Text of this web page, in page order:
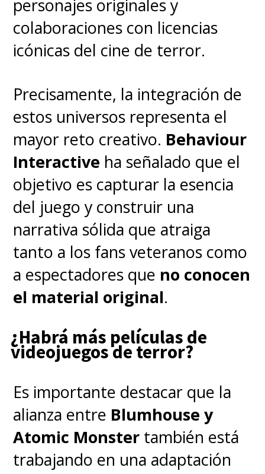
personajes originales y
colaboraciones con licencias
icónicas del cine de terror.
Precisamente, la integración de
estos universos representa el
mayor reto creativo. Behaviour
Interactive ha señalado que el
objetivo es capturar la esencia
del juego y construir una
narrativa sólida que atraiga
tanto a los fans veteranos como
a espectadores que no conocen
el material original.
¿Habrá más películas de
videojuegos de terror?
Es importante destacar que la
alianza entre Blumhouse y
Atomic Monster también está
trabajando en una adaptación